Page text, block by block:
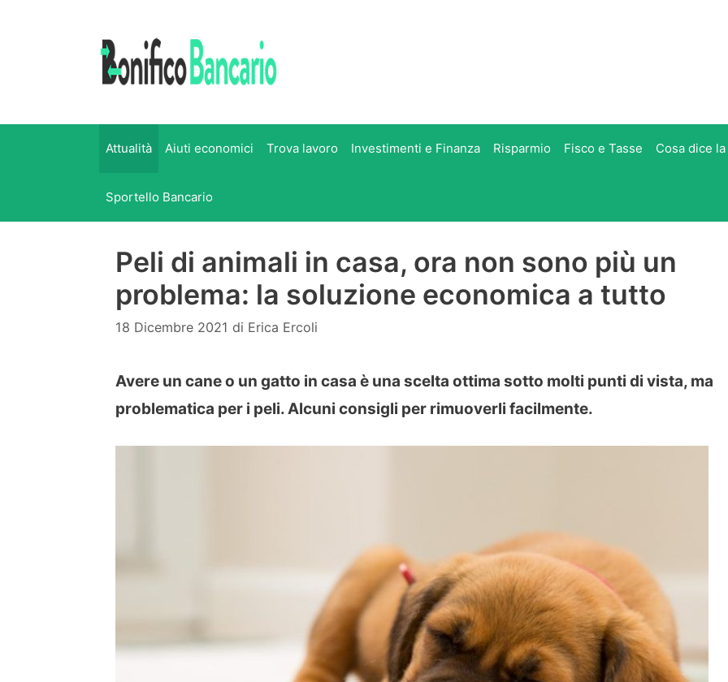
Attualità Aiuti economici Trova lavoro Investimenti e Finanza Risparmio Fisco e Tasse Cosa dice
Sportello Bancario
Peli di animali in casa, ora non sono più un
problema: la soluzione economica a tutto
18 Dicembre 2021 di Erica Ercoli
Avere un cane o un gatto in casa è una scelta ottima sotto molti punti di vista, ma
problematica per i peli. Alcuni consigli per rimuoverli facilmente.